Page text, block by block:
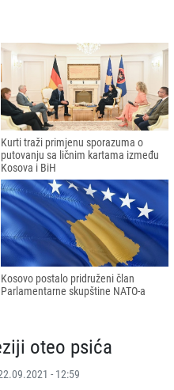
Kurti traži primjenu sporazuma o
putovanju sa ličnim kartama između
Kosova i BiH
Kosovo postalo pridruženi član
Parlamentarne skupštine NATO-a
oteo psića
- 12:59